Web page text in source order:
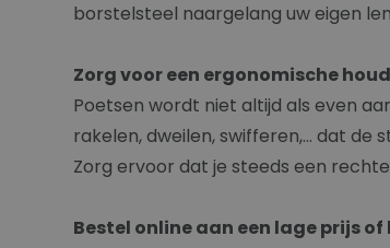
borstelsteel naargelang uw eigen
Zorg voor een ergonomische
Poetsen wordt niet altijd als even
rakelen, dweilen, swifferen,... dat de
Zorg ervoor dat je steeds een
Bestel online aan een lage prijs